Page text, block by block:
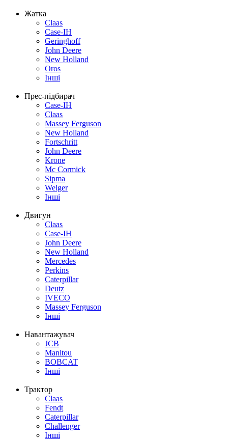
Жатка
Claas
Case-IH
Geringhoff
John Deere
New Holland
Oros
Інші
Прес-підбирач
Case-IH
Claas
Massey Ferguson
New Holland
Fortschritt
John Deere
Krone
Mc Cormick
Sipma
Welger
Інші
Двигун
Claas
Case-IH
John Deere
New Holland
Mercedes
Perkins
Caterpillar
Deutz
IVECO
Massey Ferguson
Інші
Навантажувач
JCB
Manitou
BOBCAT
Інші
Трактор
Claas
Fendt
Caterpillar
Challenger
Інші